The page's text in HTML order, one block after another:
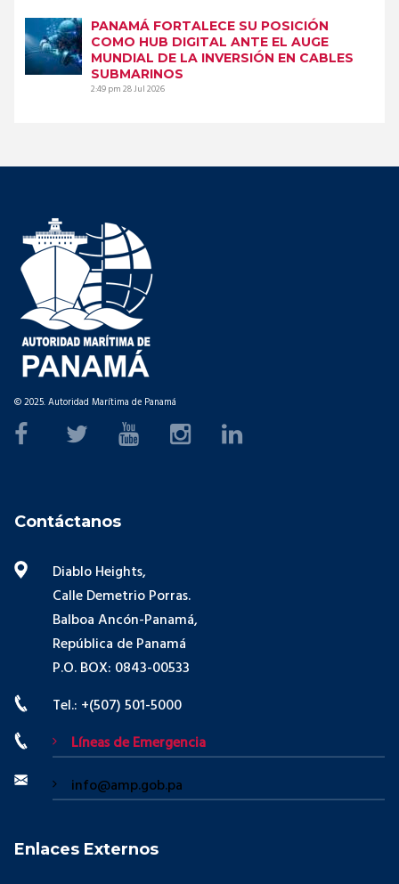
PANAMÁ FORTALECE SU POSICIÓN
COMO HUB DIGITAL ANTE EL AUGE
MUNDIAL DE LA INVERSIÓN EN CABLES
SUBMARINOS
2:49 pm28 Jul 2026
© 2025. Autoridad Marítima de Panamá
Contáctanos
Diablo Heights,
Calle Demetrio Porras.
Balboa Ancón-Panamá,
República de Panamá
P.O. BOX: 0843-00533
Tel.: +(507) 501-5000
Líneas de Emergencia
info@amp.gob.pa
Enlaces Externos